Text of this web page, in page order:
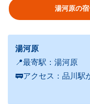
湯河原の宿
湯河原
📍最寄駅：湯河原
🚃アクセス：品川駅